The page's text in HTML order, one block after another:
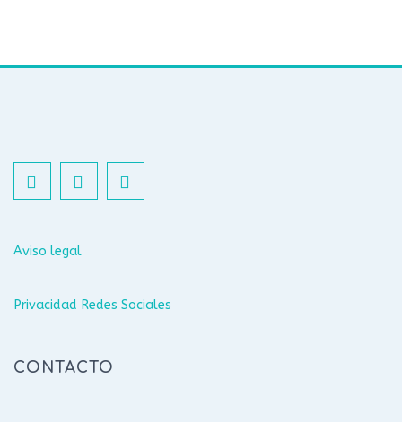
Aviso legal
Privacidad Redes Sociales
CONTACTO